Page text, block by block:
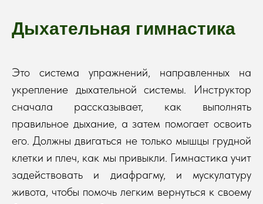
Дыхательная гимнастика
Это система упражнений, направленных на
укрепление дыхательной системы. Инструктор
сначала рассказывает, как выполнять
правильное дыхание, а затем помогает освоить
его. Должны двигаться не только мышцы грудной
клетки и плеч, как мы привыкли. Гимнастика учит
задействовать и диафрагму, и мускулатуру
живота, чтобы помочь легким вернуться к своему